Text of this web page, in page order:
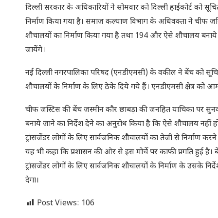
दिल्ली सरकार के अधिकारियों ने सोमवार को दिल्ली हाईकोर्ट को
निर्माण किया गया है। समाज कल्याण विभाग के अधिवक्ता ने चीफ
शौचालयों का निर्माण किया गया है तथा 194 और ऐसे शौचालय
जायेंगे।
नई दिल्ली नगरपालिका परिषद (एनडीएमसी) के वकील ने बेंच को
शौचालयों के निर्माण के लिए ठेके दिये गये हैं। एनडीएमसी क्षेत्र को
चीफ जस्टिस की बेंच जस्मीन कौर छाबड़ा की जनहित याचिका पर
बनाये जाने का निर्देश देने का अनुरोध किया है कि ऐसे शौचालय
ट्रांसजेंडर लोगों के लिए सार्वजनिक शौचालयों का तेजी से निर्माण
यह भी कहा कि प्रशासन की ओर से इस मोर्चे पर काफी प्रगति हुई है।
ट्रांसजेंडर लोगों के लिए सार्वजनिक शौचालयों के निर्माण के उसके
देगा।
Post Views: 106